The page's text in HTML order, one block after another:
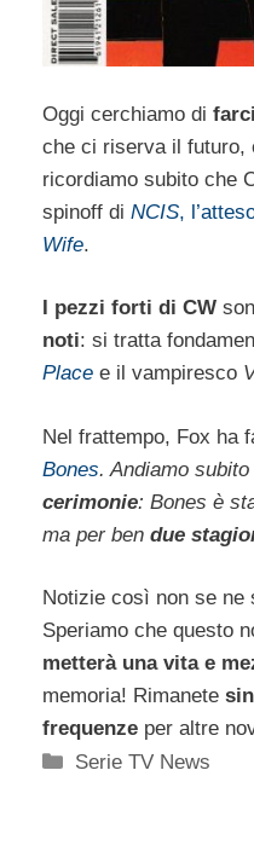
Oggi cerchiamo di
che ci riserva il futuro,
ricordiamo subito che
spinoff di NCIS,
Wife.
I pezzi forti di CW
noti: si tratta
Place e il vampiresco
Nel frattempo, Fox ha
Bones. Andiamo
cerimonie: Bones è
ma per ben due
Notizie così non se ne
Speriamo che questo
metterà una vita e
memoria! Rimanete
frequenze per altre
Categorie
Serie TV News